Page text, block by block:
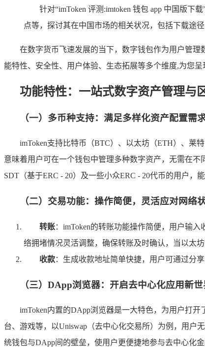
针对“imToken 评测:imtoken 钱包 app 中国版下
点等，探讨其在中国市场的相关状况，包括下载途
在数字货币飞速发展的当下，数字钱包作为用户管
能特性、安全性、用户体验、生态拓展等多个维度,为您呈
功能特性：一站式数字资产管理与
（一）多币种支持：满足多样化资产配置需
imToken支持比特币（BTC）、以太坊（ETH）、莱
意味着用户可在一个钱包中管理多种数字资产，无需在
SDT（基于ERC - 20）及一些小众ERC - 20代币的用户，
（二）交易功能：操作简便，灵活应对网络
转账：imToken的转账功能操作简便，用户输
络拥堵情况灵活调整，确保转账及时确认，当以太
收款：生成收款地址简单快捷，用户可通过分
（三）DApp浏览器：开启去中心化应用新
imToken内置的DApp浏览器是一大特色，为用户打
台、游戏等，以Uniswap（去中心化交易所）为例，用户
统钱包与DApp间的壁垒，使用户更便捷地参与去中心化